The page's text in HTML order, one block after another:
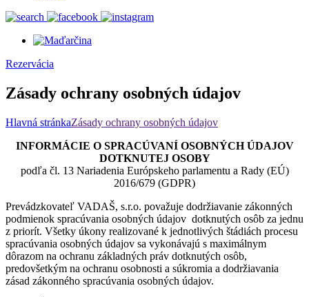
Rezervácia
Zásady ochrany osobných údajov
Hlavná stránkaZásady ochrany osobných údajov
INFORMÁCIE O SPRACÚVANÍ OSOBNÝCH ÚDAJOV
DOTKNUTEJ OSOBY
podľa čl. 13 Nariadenia Európskeho parlamentu a Rady (EÚ)
2016/679 (GDPR)
Prevádzkovateľ VADAŠ, s.r.o. považuje dodržiavanie zákonných
podmienok spracúvania osobných údajov dotknutých osôb za jednu
z priorít. Všetky úkony realizované k jednotlivých štádiách procesu
spracúvania osobných údajov sa vykonávajú s maximálnym
dôrazom na ochranu základných práv dotknutých osôb,
predovšetkým na ochranu osobnosti a súkromia a dodržiavania
zásad zákonného spracúvania osobných údajov.